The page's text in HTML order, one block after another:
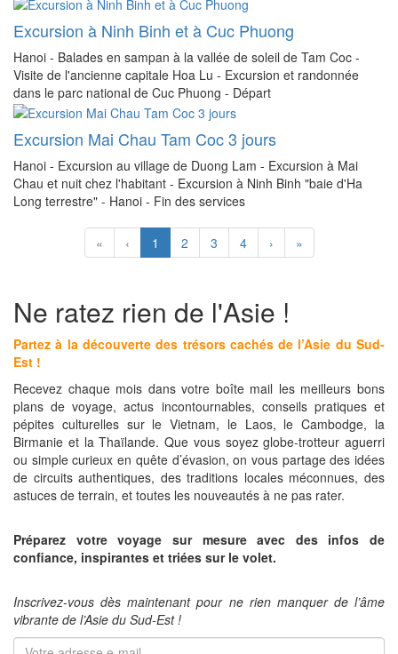
Excursion à Ninh Binh et à Cuc Phuong
Hanoi - Balades en sampan à la vallée de soleil de Tam Coc -
Visite de l'ancienne capitale Hoa Lu - Excursion et randonnée
dans le parc national de Cuc Phuong - Départ
Excursion Mai Chau Tam Coc 3 jours
Hanoi - Excursion au village de Duong Lam - Excursion à Mai
Chau et nuit chez l'habitant - Excursion à Ninh Binh "baie d'Ha
Long terrestre" - Hanoi - Fin des services
« ‹ 1 2 3 4 › »
Ne ratez rien de l'Asie !
Partez à la découverte des trésors cachés de l’Asie du Sud-
Est !
Recevez chaque mois dans votre boîte mail les meilleurs bons
plans de voyage, actus incontournables, conseils pratiques et
pépites culturelles sur le Vietnam, le Laos, le Cambodge, la
Birmanie et la Thaïlande. Que vous soyez globe-trotteur aguerri
ou simple curieux en quête d’évasion, on vous partage des idées
de circuits authentiques, des traditions locales méconnues, des
astuces de terrain, et toutes les nouveautés à ne pas rater.
Préparez votre voyage sur mesure avec des infos de
confiance, inspirantes et triées sur le volet.
Inscrivez-vous dès maintenant pour ne rien manquer de l’âme
vibrante de l’Asie du Sud-Est !